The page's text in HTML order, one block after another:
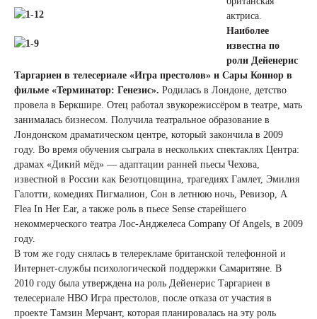
актриса.
Наиболее
известна по
роли Дейенерис
Таргариен в телесериале «Игра престолов» и Сары Коннор в
фильме «Терминатор: Генезис». Родилась в Лондоне, детство
провела в Беркшире. Отец работал звукорежиссёром в театре, мать
занималась бизнесом. Получила театральное образование в
Лондонском драматическом центре, который закончила в 2009
году. Во время обучения сыграла в нескольких спектаклях Центра:
драмах «Дикий мёд» — адаптации ранней пьесы Чехова,
известной в России как Безотцовщина, трагедиях Гамлет, Эмилия
Галотти, комедиях Пигмалион, Сон в летнюю ночь, Ревизор, A
Flea In Her Ear, а также роль в пьесе Sense старейшего
некоммерческого театра Лос-Анджелеса Company Of Angels, в 2009
году.
В том же году снялась в телерекламе британской телефонной и
Интернет-службы психологической поддержки Самаритяне. В
2010 году была утверждена на роль Дейенерис Таргариен в
телесериале HBO Игра престолов, после отказа от участия в
проекте Тамзин Мерчант, которая планировалась на эту роль